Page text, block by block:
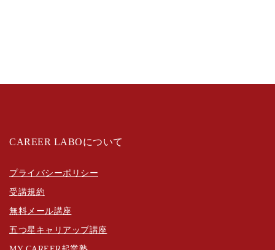
CAREER LABOについて
プライバシーポリシー
受講規約
無料メール講座
五つ星キャリアップ講座